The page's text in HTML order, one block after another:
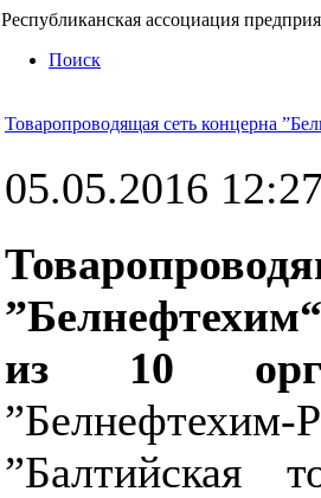
Республиканская ассоциация
Поиск
Товаропроводящая сеть концерна
05.05.2016
из 10
”Балтийская